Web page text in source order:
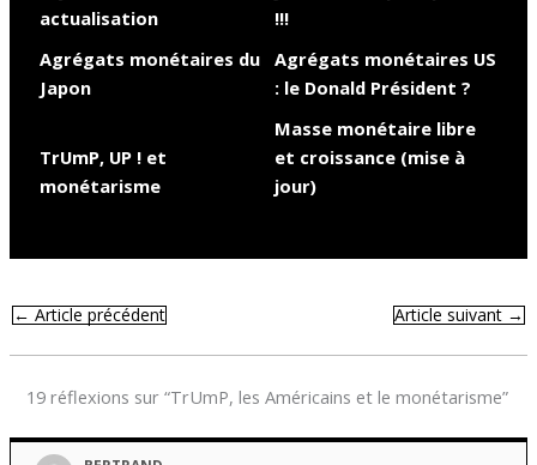
actualisation
!!!
Agrégats monétaires du
Japon
Agrégats monétaires US
: le Donald Président ?
TrUmP, UP ! et
monétarisme
Masse monétaire libre
et croissance (mise à
jour)
← Article précédent Article suivant →
19 réflexions sur “TrUmP, les Américains et le monétarisme”